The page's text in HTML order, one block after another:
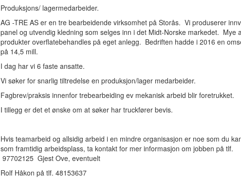
Produksjons/ lagermedarbeider.
AG -TRE AS er en tre bearbeidende virksomhet på Storås. Vi produserer
panel og utvendig kledning som selges inn i det Midt-Norske markedet. Mye
produkter overflatebehandles på eget anlegg. Bedriften hadde i 2016 en
på 14,5 mill.
I dag har vi 6 faste ansatte.
Vi søker for snarlig tiltredelse en produksjon/lager medarbeider.
Fagbrev/praksis innenfor trebearbeiding ev mekanisk arbeid blir foretrukket.
I tillegg er det et ønske om at søker har truckfører bevis.
Hvis teamarbeid og allsidig arbeid i en mindre organisasjon er noe som du
som framtidig arbeidsplass, ta kontakt for mer informasjon om jobben på tlf.
97702125 Gjest Ove, eventuelt
Rolf Håkon på tlf. 48153637